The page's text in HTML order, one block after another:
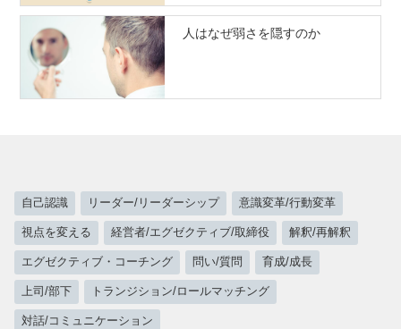
人はなぜ弱さを隠すのか
自己認識 リーダー/リーダーシップ 意識変革/行動変革
視点を変える 経営者/エグゼクティブ/取締役 解釈/再解釈
エグゼクティブ・コーチング 問い/質問 育成/成長
上司/部下 トランジション/ロールマッチング
対話/コミュニケーション